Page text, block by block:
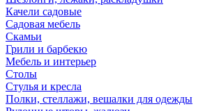
Качели садовые
Садовая мебель
Скамьи
Грили и барбекю
Мебель и интерьер
Столы
Стулья и кресла
Полки, стеллажи, вешалки для одежды